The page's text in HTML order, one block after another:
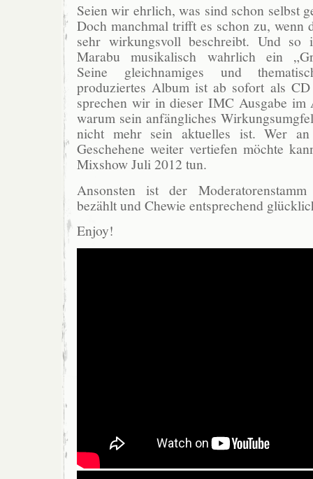
Seien wir ehrlich, was sind schon selbst
Doch manchmal trifft es schon zu, wenn
sehr wirkungsvoll beschreibt. Und so
Marabu musikalisch wahrlich ein
Seine gleichnamiges und
produziertes Album ist ab sofort als
sprechen wir in dieser IMC Ausgabe im
warum sein anfängliches
nicht mehr sein aktuelles ist. Wer
Geschehene weiter vertiefen möchte
Mixshow Juli 2012 tun.
Ansonsten ist der
bezählt und Chewie entsprechend
Enjoy!